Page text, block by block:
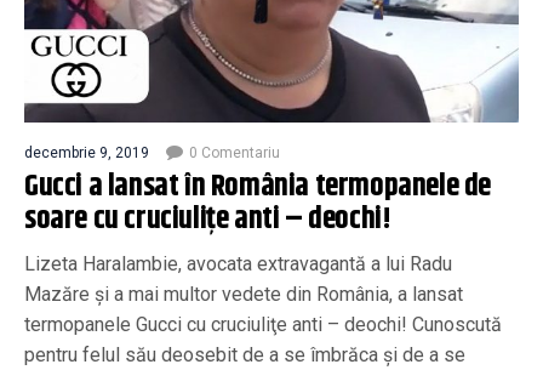
decembrie 9, 2019 0 Comentariu
Gucci a lansat în România termopanele de
soare cu cruciuliţe anti – deochi!
Lizeta Haralambie, avocata extravagantă a lui Radu
Mazăre și a mai multor vedete din România, a lansat
termopanele Gucci cu cruciuliţe anti – deochi! Cunoscută
pentru felul său deosebit de a se îmbrăca şi de a se